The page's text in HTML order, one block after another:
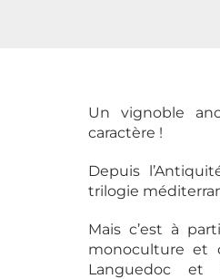
Un vignoble
caractère !
Depuis
trilogie
Mais c’est à
monoculture et
Languedoc et